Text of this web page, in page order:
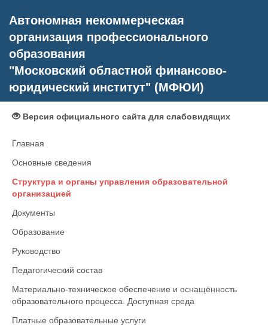
Автономная некоммерческая
организация профессионального
образования
"Московский областной финансово-
юридический институт" (МФЮИ)
Версия официального сайта для слабовидящих
Главная
Основные сведения
Структура и органы управления образовательной
организацией
Документы
Образование
Руководство
Педагогический состав
Материально-техническое обеспечение и оснащённость
образовательного процесса. Доступная среда
Платные образовательные услуги